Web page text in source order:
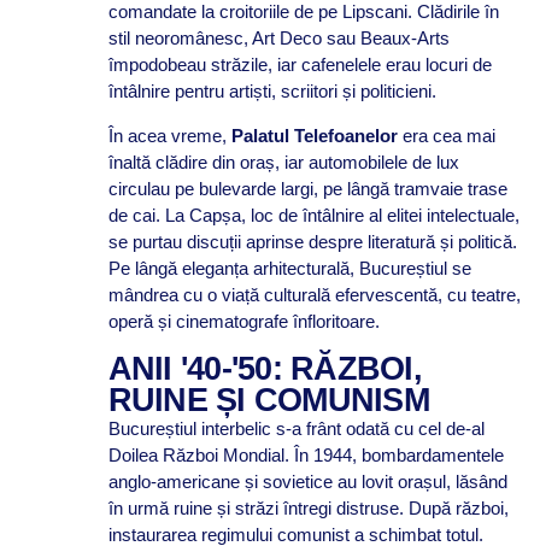
comandate la croitoriile de pe Lipscani. Clădirile în
stil neoromânesc, Art Deco sau Beaux-Arts
împodobeau străzile, iar cafenelele erau locuri de
întâlnire pentru artiști, scriitori și politicieni.
În acea vreme, Palatul Telefoanelorera cea mai
înaltă clădire din oraș, iar automobilele de lux
circulau pe bulevarde largi, pe lângă tramvaie trase
de cai. La Capșa, loc de întâlnire al elitei intelectuale,
se purtau discuții aprinse despre literatură și politică.
Pe lângă eleganța arhitecturală, Bucureștiul se
mândrea cu o viață culturală efervescentă, cu teatre,
operă și cinematografe înfloritoare.
ANII '40-'50: RĂZBOI,
RUINE ȘI COMUNISM
Bucureștiul interbelic s-a frânt odată cu cel de-al
Doilea Război Mondial. În 1944, bombardamentele
anglo-americane și sovietice au lovit orașul, lăsând
în urmă ruine și străzi întregi distruse. După război,
instaurarea regimului comunist a schimbat totul.